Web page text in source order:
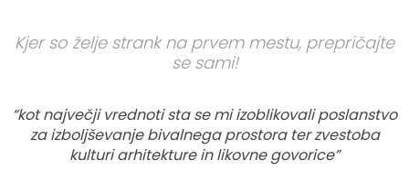
Kjer so želje strank na prvem mestu, prepričajte
se sami!
“kot največji vrednoti sta se mi izoblikovali poslanstvo
za izboljševanje bivalnega prostora ter zvestoba
kulturi arhitekture in likovne govorice”